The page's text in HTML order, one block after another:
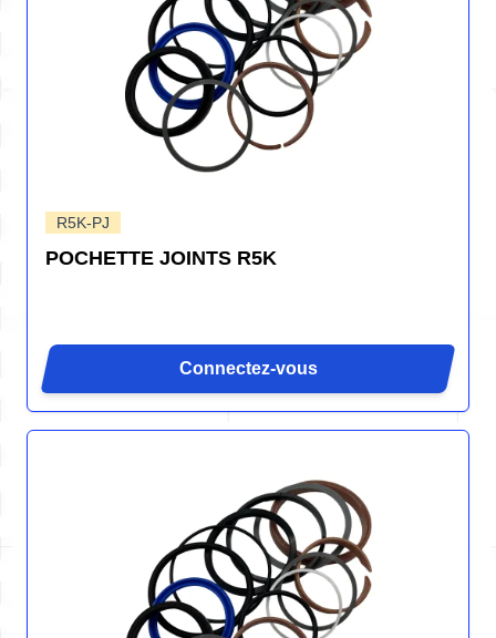
R5K-PJ
POCHETTE JOINTS R5K
Connectez-vous